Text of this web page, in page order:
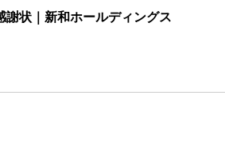
謝状｜新和ホールディングス